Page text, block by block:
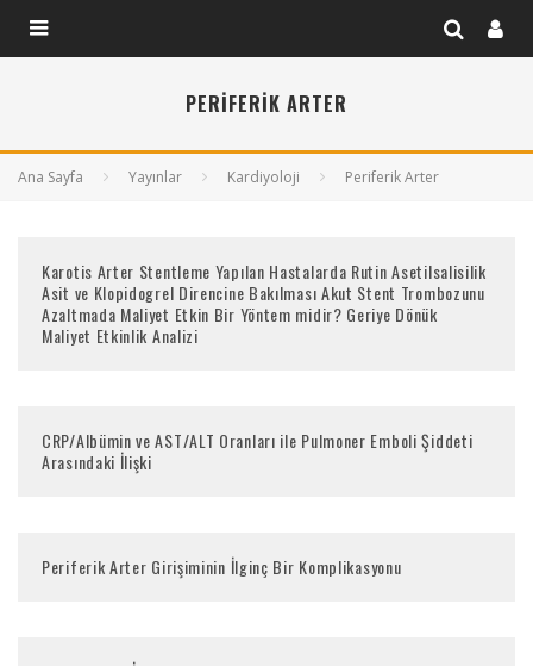
PERIFERIK ARTER
Ana Sayfa Yayınlar Kardiyoloji Periferik Arter
Karotis Arter Stentleme Yapılan Hastalarda Rutin Asetilsalisilik
Asit ve Klopidogrel Direncine Bakılması Akut Stent Trombozunu
Azaltmada Maliyet Etkin Bir Yöntem midir? Geriye Dönük
Maliyet Etkinlik Analizi
CRP/Albümin ve AST/ALT Oranları ile Pulmoner Emboli Şiddeti
Arasındaki İlişki
Periferik Arter Girişiminin İlginç Bir Komplikasyonu